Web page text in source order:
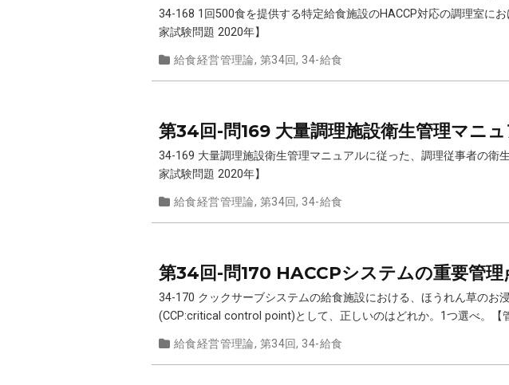
34-168 1回500食を提供する特定給食施設のHACCP対応の調理室に
家試験問題 2020年】
給食経営管理論, 第34回, 34-給食
第34回-問169 大量調理施設衛生管理マニ
34-169 大量調理施設衛生管理マニュアルに従った、調理従事者の衛
家試験問題 2020年】
給食経営管理論, 第34回, 34-給食
第34回-問170 HACCPシステムの重要管
34-170 クックサーブシステムの給食施設における、ほうれん草のお
(CCP:critical control point)として、正しいのはどれか。1つ選べ。【
給食経営管理論, 第34回, 34-給食